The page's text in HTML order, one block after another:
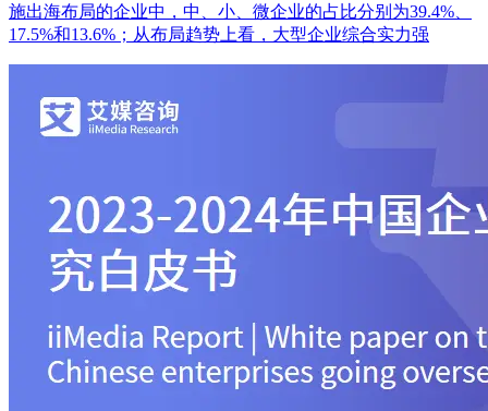
施出海布局的企业中，中、小、微企业的占比分别为39.4%、
17.5%和13.6%；从布局趋势上看，大型企业综合实力强